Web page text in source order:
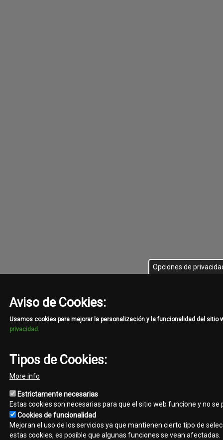
Opciones de
Aviso de Cookies:
Usamos cookies para mejorar la personalización y la funcionalidad del sitio
privacidad.
Tipos de Cookies:
More info
Estrictamente necesarias
Estas cookies son necesarias para que el sitio web funcione y no
Cookies de funcionalidad
Mejoran el uso de los servicios ya que mantienen cierto tipo de
estas cookies, es posible que algunas funciones se vean afectadas.